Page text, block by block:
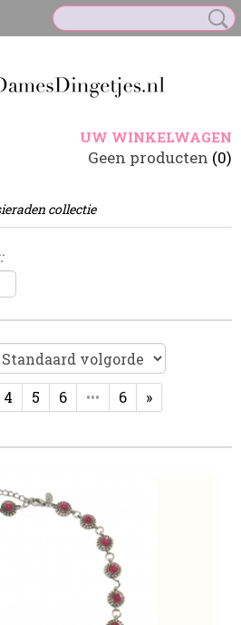
UW WINKELWAGEN
Geen producten (0)
collectie
4 5 6 ••• 6 »